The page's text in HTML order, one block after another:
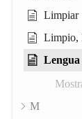
Limpiar
Limpio,
Lengua
M